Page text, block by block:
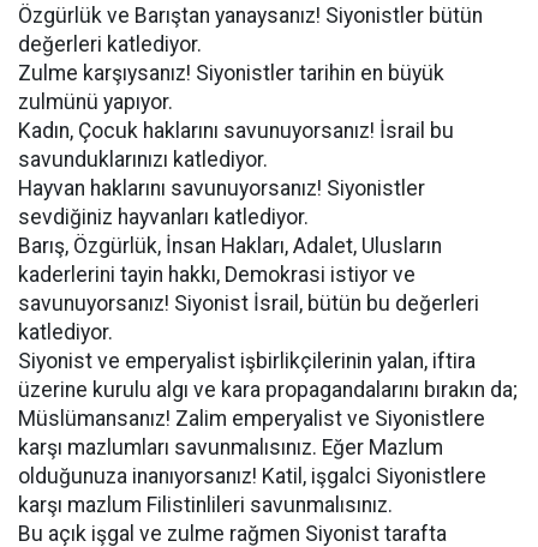
Özgürlük ve Barıştan yanaysanız! Siyonistler bütün
değerleri katlediyor.
Zulme karşıysanız! Siyonistler tarihin en büyük
zulmünü yapıyor.
Kadın, Çocuk haklarını savunuyorsanız! İsrail bu
savunduklarınızı katlediyor.
Hayvan haklarını savunuyorsanız! Siyonistler
sevdiğiniz hayvanları katlediyor.
Barış, Özgürlük, İnsan Hakları, Adalet, Ulusların
kaderlerini tayin hakkı, Demokrasi istiyor ve
savunuyorsanız! Siyonist İsrail, bütün bu değerleri
katlediyor.
Siyonist ve emperyalist işbirlikçilerinin yalan, iftira
üzerine kurulu algı ve kara propagandalarını bırakın da;
Müslümansanız! Zalim emperyalist ve Siyonistlere
karşı mazlumları savunmalısınız. Eğer Mazlum
olduğunuza inanıyorsanız! Katil, işgalci Siyonistlere
karşı mazlum Filistinlileri savunmalısınız.
Bu açık işgal ve zulme rağmen Siyonist tarafta